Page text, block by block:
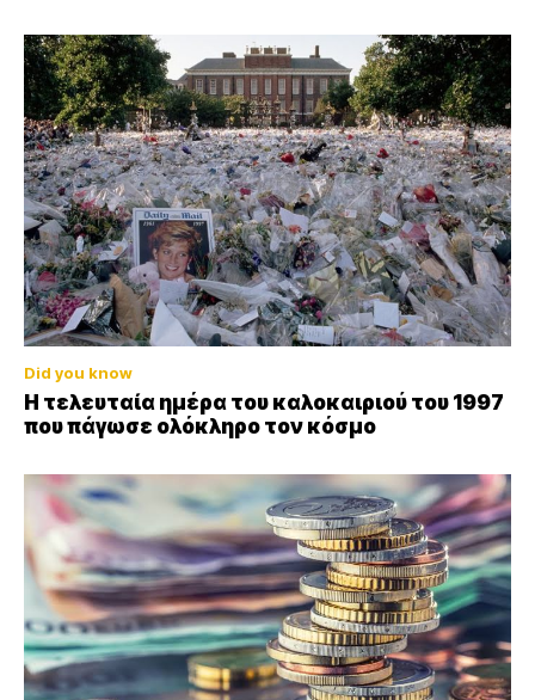
Did you know
Η τελευταία ημέρα του καλοκαιριού του 1997
που πάγωσε ολόκληρο τον κόσμο